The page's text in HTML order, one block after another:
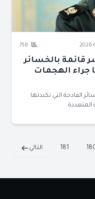
قائمة بالخسائر
جراء الهجمات
الفادحة التي تكبدتها
المتعددة.
181 التالي